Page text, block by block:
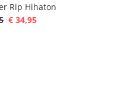
Rip Hihaton
€ 34,95